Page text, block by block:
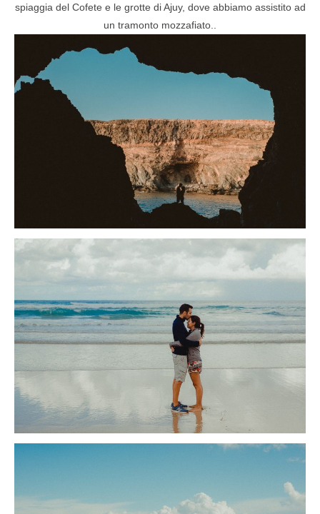
spiaggia del Cofete e le grotte di Ajuy, dove abbiamo assistito ad
un tramonto mozzafiato..